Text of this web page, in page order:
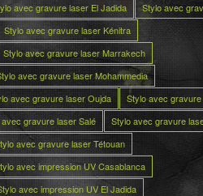
avec gravure laser El Jadida
Stylo avec
Stylo avec gravure laser Kénitra
Stylo avec gravure laser Marrakech
avec gravure laser Mohammedia
avec gravure laser Oujda
Stylo avec
gravure laser Salé
Stylo avec gravure
avec gravure laser Tétouan
avec impression UV Casablanca
avec impression UV El Jadida